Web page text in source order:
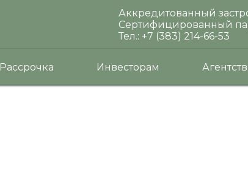
Аккредитованный
Сертифицированный
Тел.: +7 (383) 214-66-53
Рассрочка Инвесторам